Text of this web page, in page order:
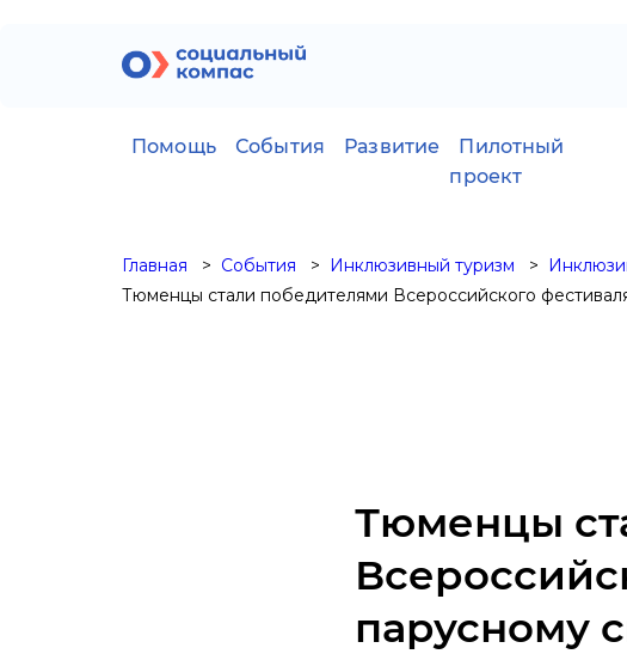
Помощь События Развитие
Пилотный
проект
Главная События Инклюзивный туризм
Тюменцы стали победителями Всероссийского
Тюменцы
парусному